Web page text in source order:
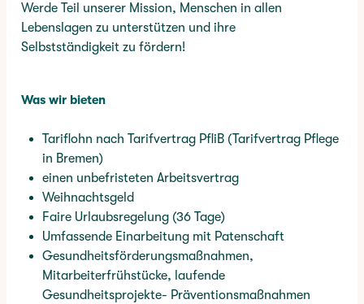
Werde Teil unserer Mission, Menschen in allen
Lebenslagen zu unterstützen und ihre
Selbstständigkeit zu fördern!
Was wir bieten
Tariflohn nach Tarifvertrag PfliB (Tarifvertrag Pflege
in Bremen)
einen unbefristeten Arbeitsvertrag
Weihnachtsgeld
Faire Urlaubsregelung (36 Tage)
Umfassende Einarbeitung mit Patenschaft
Gesundheitsförderungsmaßnahmen,
Mitarbeiterfrühstücke, laufende
Gesundheitsprojekte- Präventionsmaßnahmen